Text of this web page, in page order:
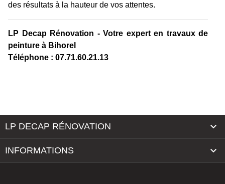
des résultats à la hauteur de vos attentes.
LP Decap Rénovation - Votre expert en travaux de
peinture à Bihorel
Téléphone : 07.71.60.21.13
LP DECAP RÉNOVATION 
INFORMATIONS 